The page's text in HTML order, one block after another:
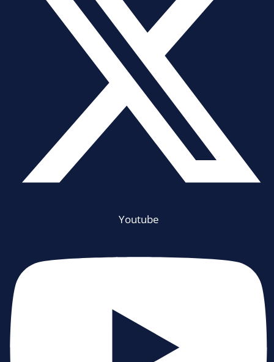
Youtube